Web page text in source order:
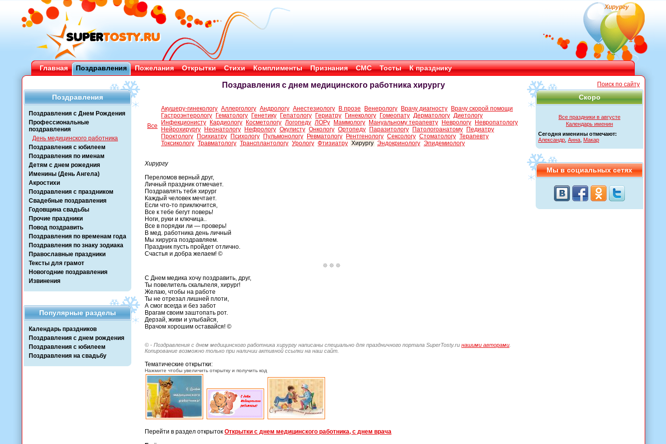
Хирургу
Главная Поздравления Пожелания Открытки Стихи Комплименты Признания СМС Тосты К празднику
Поздравления
Поздравления с Днем Рождения
Профессиональные
поздравления
День медицинского работника
Поздравления с юбилеем
Поздравления по именам
Детям с днем рожедния
Именины (День Ангела)
Акростихи
Поздравления с праздником
Свадебные поздравления
Годовщина свадьбы
Прочие праздники
Повод поздравить
Поздравления по временам года
Поздравления по знаку зодиака
Православные праздники
Тексты для грамот
Новогодние поздравления
Извинения
Популярные разделы
Календарь праздников
Поздравления с днем рождения
Поздравления с юбилеем
Поздравления на свадьбу
Поиск по сайту
Скоро
Все праздники в августе
Календарь именин
Сегодня именины отмечают:
Александр Анна Макар
Мы в социальных сетях
Поздравления с днем медицинского работника хирургу
Все
Акушеру-гинекологу Аллергологу Андрологу Анестезиологу В прозе Венерологу Врачу диагносту
Врачу скорой помощи
Гастроэнтерологу
Гематологу Генетику Гепатологу Гериатру Гинекологу Гомеопату Дерматологу Диетологу
Инфекционисту
Кардиологу Косметологу Логопеду ЛОРу Маммологу Мануальному терапевту Неврологу
Невропатологу
Нейрохирургу
Неонатологу Нефрологу Окулисту Онкологу Ортопеду Паразитологу Патологоанатому
Педиатру
Проктологу
Психиатру Психологу Пульмонологу Ревматологу Рентгенологу Сексологу Стоматологу Терапевту
Токсикологу Травматологу Трансплантологу Урологу Фтизиатру Хирургу Эндокринологу Эпидемиологу
Хирургу
Переломов верный друг,
Личный праздник отмечает.
Поздравлять тебя хирург
Каждый человек мечтает.
Если что-то приключится,
Все к тебе бегут поверь!
Ноги, руки и ключица..
Все в порядки ли — проверь!
В мед. работника день личный
Мы хирурга поздравляем.
Праздник пусть пройдет отлично.
Счастья и добра желаем! ©
С Днем медика хочу поздравить, друг,
Ты повелитель скальпеля, хирург!
Желаю, чтобы на работе
Ты не отрезал лишней плоти,
А смог всегда и без забот
Врагам своим заштопать рот.
Дерзай, живи и улыбайся,
Врачом хорошим оставайся! ©
© - Поздравления с днем медицинского работника хирургу написаны специально для праздничного портала SuperTosty.ru нашими авторами
Копирование возможно только при наличии активной ссылки на наш сайт.
Тематические открытки:
Нажмите чтобы увеличить открытку и получить код
Перейти в раздел открыток Открытки с днем медицинского работника, с днем врача